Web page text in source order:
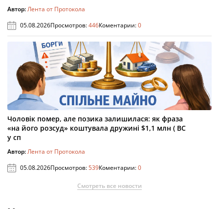
Автор:Лента от Протокола
05.08.2026Просмотров:446Коментарии:0
Чоловік помер, але позика залишилася: як фраза
«на його розсуд» коштувала дружині $1,1 млн ( ВС
у сп
Автор:Лента от Протокола
05.08.2026Просмотров:539Коментарии:0
Смотреть все новости